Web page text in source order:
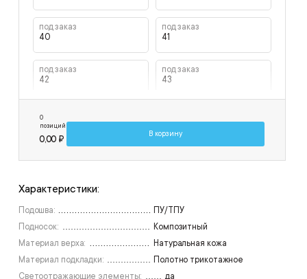
под заказ
40
под заказ
41
под заказ
42
под заказ
43
44
45
под заказ
48
0
позиций
0,00 ₽
В корзину
Характеристики:
Подошва:
ПУ/ТПУ
Подносок:
Композитный
Материал верха:
Натуральная кожа
Материал подкладки:
Полотно трикотажное
Светоотражающие элементы:
да